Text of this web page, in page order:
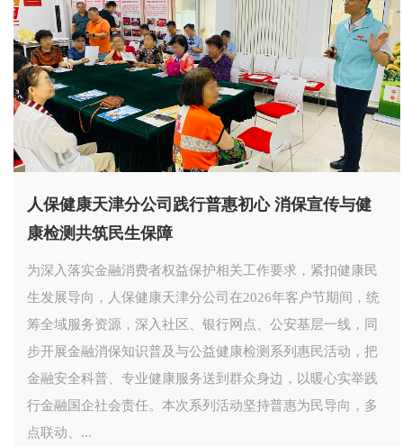
人保健康天津分公司践行普惠初心 消保宣传与健
康检测共筑民生保障
为深入落实金融消费者权益保护相关工作要求，紧扣健康民
生发展导向，人保健康天津分公司在2026年客户节期间，统
筹全域服务资源，深入社区、银行网点、公安基层一线，同
步开展金融消保知识普及与公益健康检测系列惠民活动，把
金融安全科普、专业健康服务送到群众身边，以暖心实举践
行金融国企社会责任。本次系列活动坚持普惠为民导向，多
点联动、...